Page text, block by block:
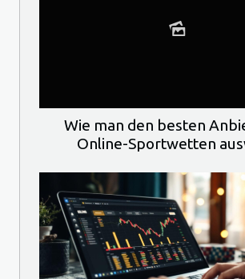
Wie man den besten
Online-Sportwetten